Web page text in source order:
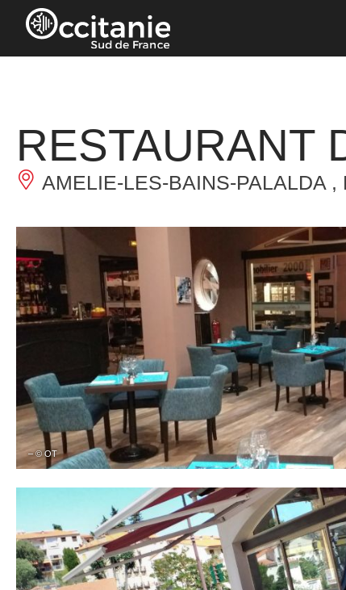
Panneau de gestion des cookies
RESTAURANT
AMELIE-LES-BAINS-PALALDA
– © OT